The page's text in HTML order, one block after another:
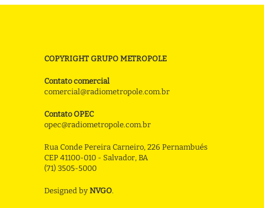
COPYRIGHT GRUPO METROPOLE
Contato comercial
comercial@radiometropole.com.br
Contato OPEC
opec@radiometropole.com.br
Rua Conde Pereira Carneiro, 226 Pernambués
CEP 41100-010 - Salvador, BA
(71) 3505-5000
Designed by NVGO.